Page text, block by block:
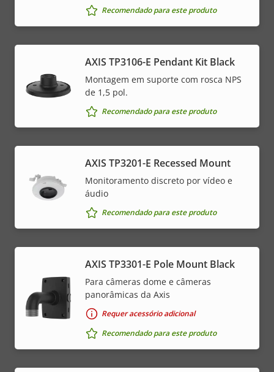
Recomendado para este produto
AXIS TP3106-E Pendant Kit Black
Montagem em suporte com rosca NPS
de 1,5 pol.
Recomendado para este produto
AXIS TP3201-E Recessed Mount
Monitoramento discreto por vídeo e
áudio
Recomendado para este produto
AXIS TP3301-E Pole Mount Black
Para câmeras dome e câmeras
panorâmicas da Axis
Requer acessório adicional
Recomendado para este produto